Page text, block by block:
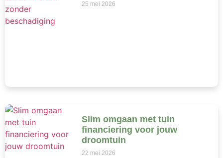
25 mei 2026
Slim omgaan met tuin
financiering voor jouw
droomtuin
22 mei 2026